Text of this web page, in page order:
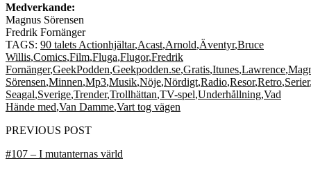
Medverkande:
Magnus Sörensen
Fredrik Fornänger
TAGS: 90 talets Actionhjältar,Acast,Arnold,Äventyr,Bruce
Willis,Comics,Film,Fluga,Flugor,Fredrik
Fornänger,GeekPodden,Geekpodden.se,Gratis,Itunes,Lawrence,
Sörensen,Minnen,Mp3,Musik,Nöje,Nördigt,Radio,Resor,Retro,Serier
Seagal,Sverige,Trender,Trollhättan,TV-spel,Underhållning,Vad
Hände med,Van Damme,Vart tog vägen
PREVIOUS POST
#107 – I mutanternas värld